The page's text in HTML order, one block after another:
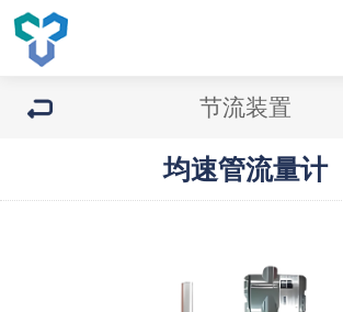
节流装置
均速管流量计